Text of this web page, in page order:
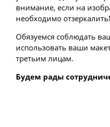
внимание, если на
необходимо отзеркалить!
Обязуемся соблюдать
использовать ваши
третьим лицам.
Будем рады